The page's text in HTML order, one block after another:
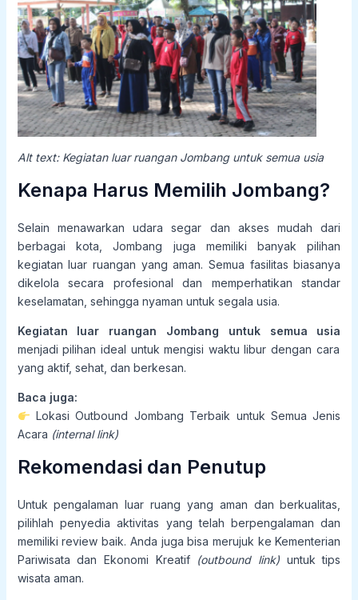
Alt text: Kegiatan luar ruangan Jombang untuk semua usia
Kenapa Harus Memilih Jombang?
Selain menawarkan udara segar dan akses mudah dari
berbagai kota, Jombang juga memiliki banyak pilihan
kegiatan luar ruangan yang aman. Semua fasilitas biasanya
dikelola secara profesional dan memperhatikan standar
keselamatan, sehingga nyaman untuk segala usia.
Kegiatan luar ruangan Jombang untuk semua usia
menjadi pilihan ideal untuk mengisi waktu libur dengan cara
yang aktif, sehat, dan berkesan.
Baca juga:
Lokasi Outbound Jombang Terbaik untuk Semua Jenis
Acara (internal link)
Rekomendasi dan Penutup
Untuk pengalaman luar ruang yang aman dan berkualitas,
pilihlah penyedia aktivitas yang telah berpengalaman dan
memiliki review baik. Anda juga bisa merujuk ke Kementerian
Pariwisata dan Ekonomi Kreatif (outbound link) untuk tips
wisata aman.